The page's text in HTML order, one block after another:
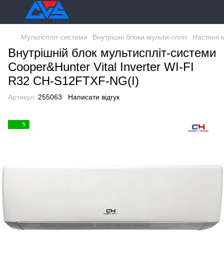
Мультіспліт-системи Внутрішні блоки мульти-спліт Настінні
Внутрішній блок мультиспліт-системи
Cooper&Hunter Vital Inverter WI-FI
R32 CH-S12FTXF-NG(I)
Артикул: 255063 Написати відгук
5